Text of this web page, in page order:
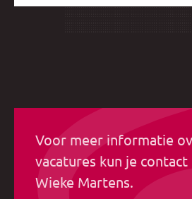
Voor meer informatie
vacatures kun je
Wieke Martens.